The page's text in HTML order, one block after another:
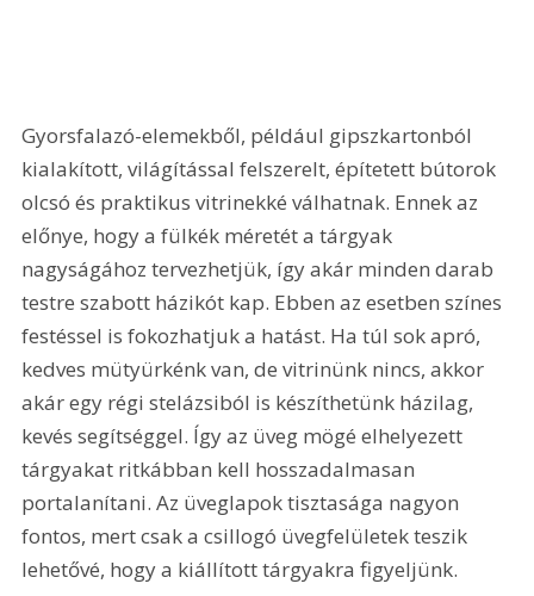
Gyorsfalazó-elemekből, például gipszkartonból
kialakított, világítással felszerelt, építetett bútorok
olcsó és praktikus vitrinekké válhatnak. Ennek az
előnye, hogy a fülkék méretét a tárgyak
nagyságához tervezhetjük, így akár minden darab
testre szabott házikót kap. Ebben az esetben színes
festéssel is fokozhatjuk a hatást. Ha túl sok apró,
kedves mütyürkénk van, de vitrinünk nincs, akkor
akár egy régi stelázsiból is készíthetünk házilag,
kevés segítséggel. Így az üveg mögé elhelyezett
tárgyakat ritkábban kell hosszadalmasan
portalanítani. Az üveglapok tisztasága nagyon
fontos, mert csak a csillogó üvegfelületek teszik
lehetővé, hogy a kiállított tárgyakra figyeljünk.